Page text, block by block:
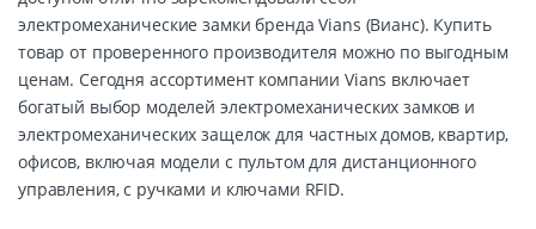
электромеханические замки бренда Vians (Вианс). Купить
товар от проверенного производителя можно по выгодным
ценам. Сегодня ассортимент компании Vians включает
богатый выбор моделей электромеханических замков и
электромеханических защелок для частных домов, квартир,
офисов, включая модели с пультом для дистанционного
управления, с ручками и ключами RFID.